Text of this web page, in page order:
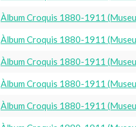
Àlbum Croquis 1880-1911
Àlbum Croquis 1880-1911
Àlbum Croquis 1880-1911
Àlbum Croquis 1880-1911
Àlbum Croquis 1880-1911